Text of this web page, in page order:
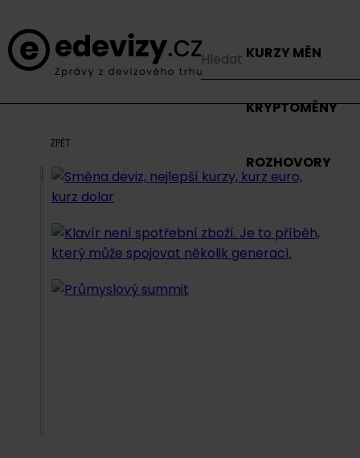
KURZY MĚN
KRYPTOMĚNY
ROZHOVORY
ZPĚT